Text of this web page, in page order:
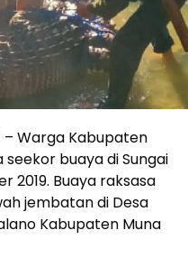
– Warga Kabupaten
buaya di Sungai
2019. Buaya raksasa
jembatan di Desa
Kabupaten Muna